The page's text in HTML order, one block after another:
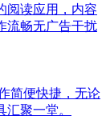
阅读应用，内容
流畅无广告干扰
简便快捷，无论
聚一堂。